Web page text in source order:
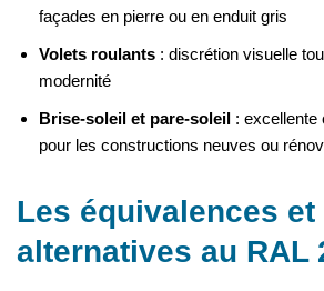
façades en pierre ou en enduit gris
Volets roulants : discrétion visuelle
modernité
Brise-soleil et pare-soleil : excellente
pour les constructions neuves ou
Les équivalences et
alternatives au RAL